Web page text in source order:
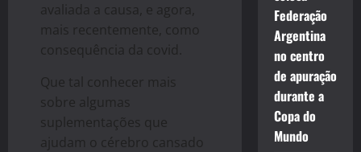
avaliada a causa, e agora,
mais recentemente, como
consequência da covid.
Que tal conhecer mais
sobre algumas
suplementações que
ajudam o cérebro cansado
Federação
Argentina
no centro
de apuração
durante a
Copa do
Mundo